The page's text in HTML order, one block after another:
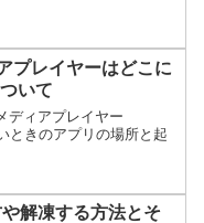
プレイヤーはどこに
いて
ディアプレイヤー
ときのアプリの場所と起
解凍する方法とそ